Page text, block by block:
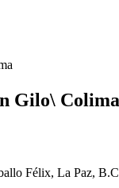
Gilo\ Colima
Félix, La Paz,